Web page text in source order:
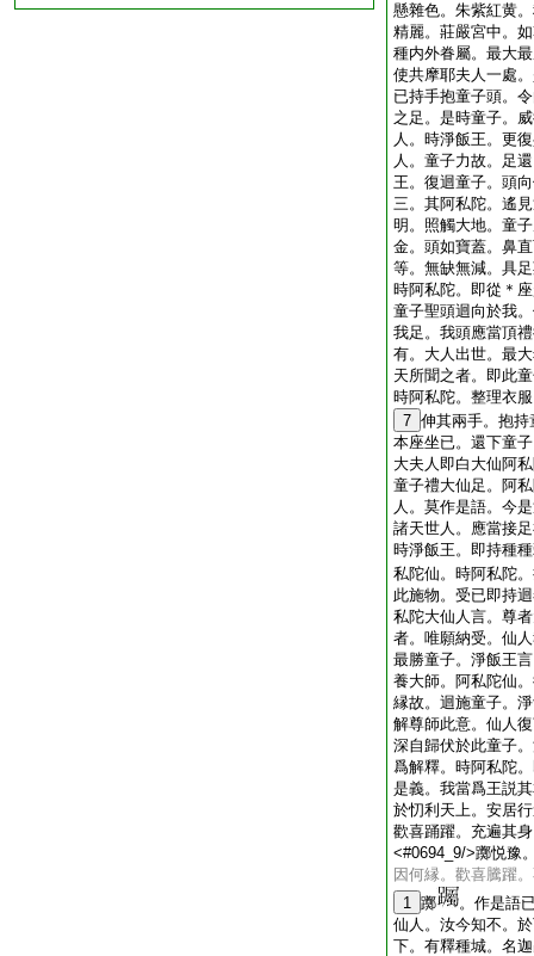
懸雜色。朱紫紅黄
精麗。莊嚴宮中。
種内外眷屬。最大
使共摩耶夫人一處
已持手抱童子頭。
之足。是時童子。
人。時淨飯王。更
人。童子力故。足
王。復迴童子。頭
三。其阿私陀。遙
明。照觸大地。童
金。頭如寶蓋。鼻
等。無缺無減。具
時阿私陀。即從＊
童子聖頭迴向於我
我足。我頭應當頂
有。大人出世。最
天所聞之者。即此
時阿私陀。整理衣
7 伸其兩手。抱
本座坐已。還下童
大夫人即白大仙阿
童子禮大仙足。阿
人。莫作是語。今
諸天世人。應當接
時淨飯王。即持種
私陀仙。時阿私陀
此施物。受已即持
私陀大仙人言。尊
者。唯願納受。仙
最勝童子。淨飯王
養大師。阿私陀仙
縁故。迴施童子。
解尊師此意。仙人
深自歸伏於此童子
爲解釋。時阿私陀
是義。我當爲王説
於忉利天上。安居
歡喜踊躍。充遍其
<#0694_9/>躑悦豫
因何縁。歡喜騰躍
1 躑
。作是語
仙人。汝今知不。
下。有釋種城。名